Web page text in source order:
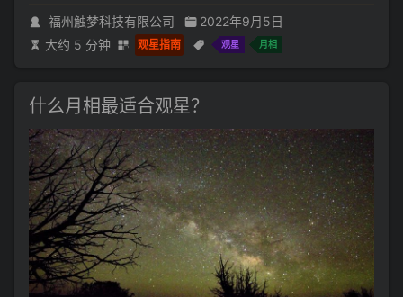
福州触梦科技有限公司
2022年9月5日
大约 5 分钟
观星指南 观星 月相
什么月相最适合观星？